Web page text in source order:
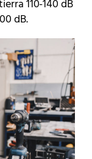
110-140 dB
dB.